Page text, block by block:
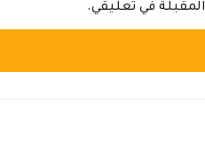
المقبلة في تعليقي.